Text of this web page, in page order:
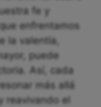
fe y
enfrentamos
la valentía,
puede
Así, cada
más allá
reavivando el